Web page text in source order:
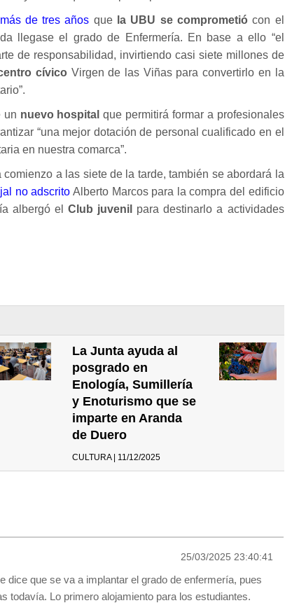
de tres años quela UBU se comprometió con el
llegase el grado de Enfermería. En base a ello “el
de responsabilidad, invirtiendo casi siete millones de
cívico Virgen de las Viñas para convertirlo en la
un nuevo hospitalque permitirá formar a profesionales
“una mejor dotación de personal cualificado en el
en nuestra comarca”.
comienzo a las siete de la tarde, también se abordará la
no adscritoAlberto Marcos para la compra del edificio
albergó el Club juvenil
para destinarlo a actividades
La Junta ayuda al
posgrado en
Enología, Sumillería
y Enoturismo que se
imparte en Aranda
de Duero
CULTURA | 11/12/2025
25/03/2025 23:40:41
dice que se va a implantar el grado de enfermería, pues
todavía. Lo primero alojamiento para los estudiantes.